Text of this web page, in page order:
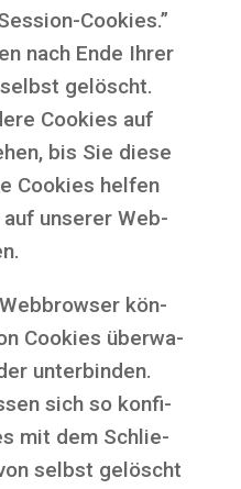
Coo­kies.”
nach Ende Ihrer
gelöscht.
Coo­kies auf
bis Sie die­se
Coo­kies hel­fen
auf unse­rer Web­
kön­
Coo­kies über­wa­
unter­bin­den.
sich so kon­fi­
mit dem Schlie­
selbst gelöscht